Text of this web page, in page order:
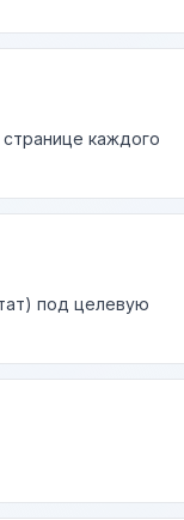
каждого
под целевую